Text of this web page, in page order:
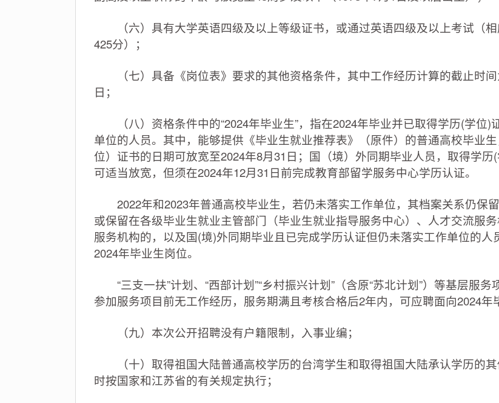
（六）具有大学英语四级及以上等级证书，或通过英语四级及以上考试（相
425分）；
（七）具备《岗位表》要求的其他资格条件，其中工作经历计算的截止时间
日；
（八）资格条件中的“2024年毕业生”，指在2024年毕业并已取得学历(学位)
单位的人员。其中，能够提供《毕业生就业推荐表》（原件）的普通高校毕业
位）证书的日期可放宽至2024年8月31日；国（境）外同期毕业人员，取得学历
可适当放宽，但须在2024年12月31日前完成教育部留学服务中心学历认证。
2022年和2023年普通高校毕业生，若仍未落实工作单位，其档案关系仍保留
或保留在各级毕业生就业主管部门（毕业生就业指导服务中心）、人才交流服
服务机构的，以及国(境)外同期毕业且已完成学历认证但仍未落实工作单位的人
2024年毕业生岗位。
“三支一扶”计划、“西部计划”“乡村振兴计划”（含原“苏北计划”）等基层服务
参加服务项目前无工作经历，服务期满且考核合格后2年内，可应聘面向2024年
（九）本次公开招聘没有户籍限制，入事业编；
（十）取得祖国大陆普通高校学历的台湾学生和取得祖国大陆承认学历的其
时按国家和江苏省的有关规定执行；